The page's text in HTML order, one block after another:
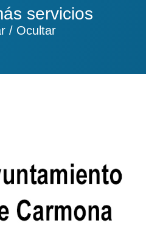
servicios
/ Ocultar